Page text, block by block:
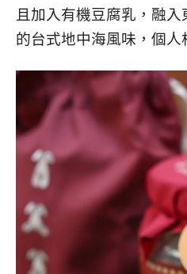
且加入有機豆腐乳，融
的台式地中海風味，個人